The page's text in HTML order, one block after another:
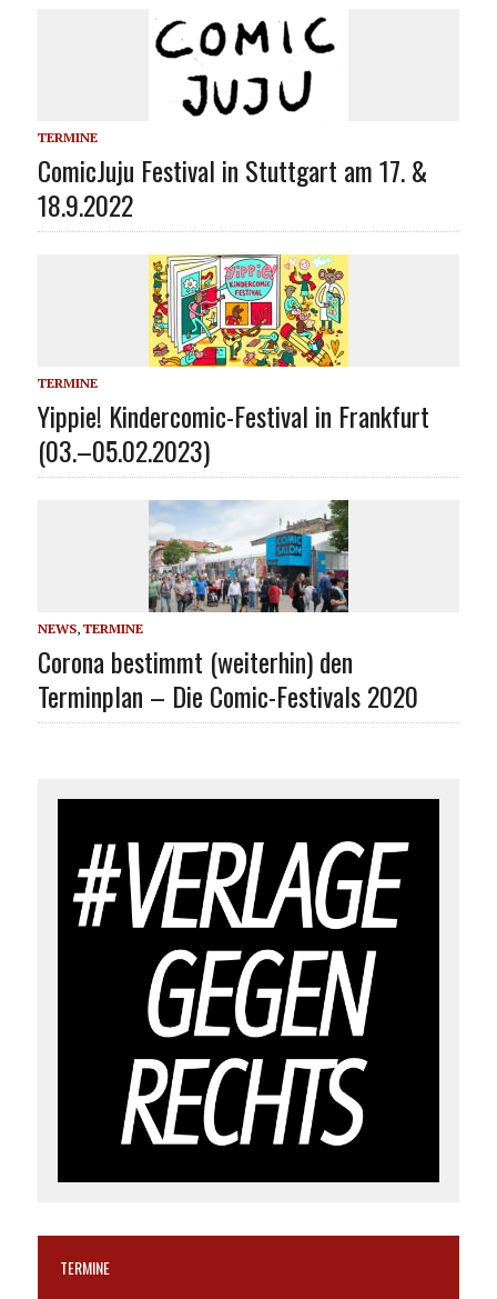
TERMINE
ComicJuju Festival in Stuttgart am 17. &
18.9.2022
TERMINE
Yippie! Kindercomic-Festival in Frankfurt
(03.–05.02.2023)
NEWS, TERMINE
Corona bestimmt (weiterhin) den
Terminplan – Die Comic-Festivals 2020
TERMINE